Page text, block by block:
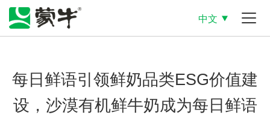
中文
每日鲜语引领鲜奶品类ESG价值建
设，沙漠有机鲜牛奶成为每日鲜语